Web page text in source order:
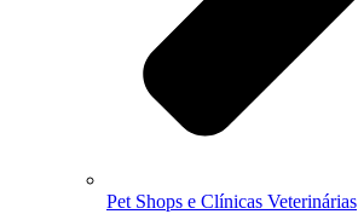
Pet Shops e Clínicas Veterinárias